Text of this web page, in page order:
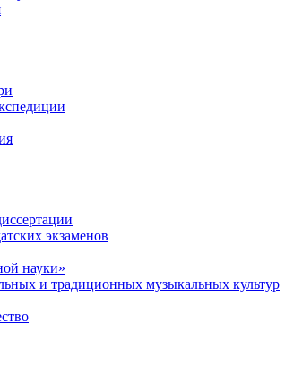
экзаменов
науки»
и традиционных музыкальных культур